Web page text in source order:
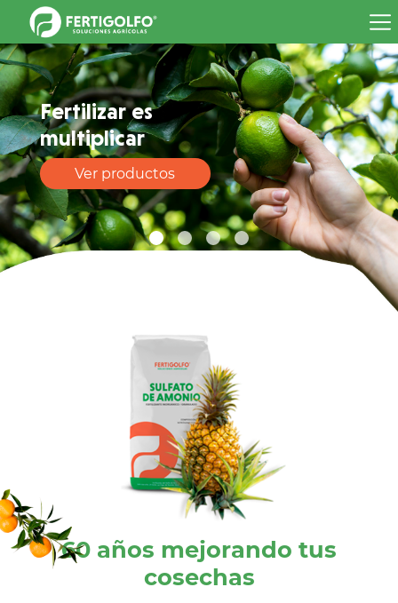
INICIO
PRODUCTOS
Fertilizantes
Agroquímicos
PREGUNTAS FRECUENTES
CONTACTO
Fertilizar es
multiplicar
Ver productos
60 años mejorando tus
cosechas